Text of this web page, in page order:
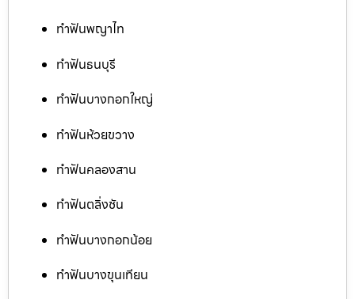
ทำฟันพญาไท
ทำฟันธนบุรี
ทำฟันบางกอกใหญ่
ทำฟันห้วยขวาง
ทำฟันคลองสาน
ทำฟันตลิ่งชัน
ทำฟันบางกอกน้อย
ทำฟันบางขุนเทียน